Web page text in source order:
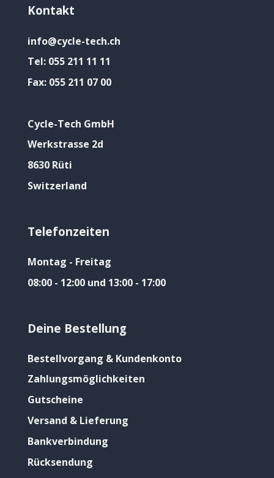
Kontakt
info@cycle-tech.ch
Tel: 055 211 11 11
Fax: 055 211 07 00
Cycle-Tech GmbH
Werkstrasse 2d
8630 Rüti
Switzerland
Telefonzeiten
Montag - Freitag
08:00 - 12:00 und 13:00 - 17:00
Deine Bestellung
Bestellvorgang & Kundenkonto
Zahlungsmöglichkeiten
Gutscheine
Versand & Lieferung
Bankverbindung
Rücksendung